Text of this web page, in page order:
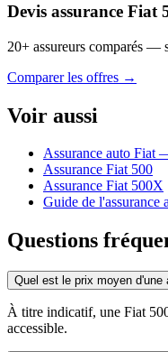
Devis assurance Fiat
20+ assureurs comparés —
Comparer les offres →
Voir aussi
Assurance auto Fiat
Assurance Fiat 500
Assurance Fiat 500X
Guide de l'assurance
Questions
Quel est le prix moyen d'une
À titre indicatif, une Fiat
accessible.